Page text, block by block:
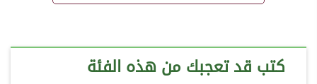
كتب قد تعجبك من هذه الفئة